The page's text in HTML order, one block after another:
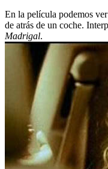
En la película podemos
de atrás de un coche.
Madrigal.